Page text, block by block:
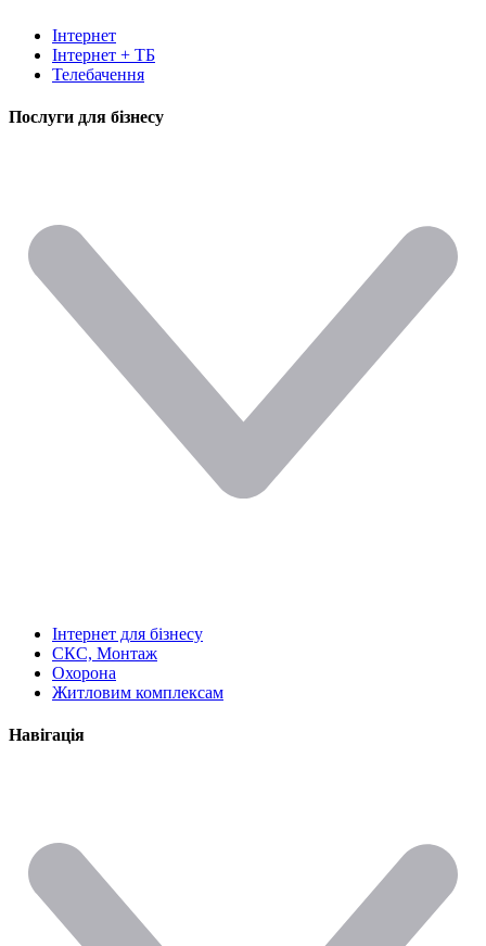
Інтернет
Інтернет + ТБ
Телебачення
Послуги для бізнесу
Інтернет для бізнесу
СКС, Монтаж
Охорона
Житловим комплексам
Навігація